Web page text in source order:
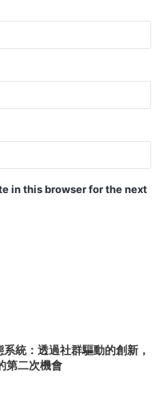
in this browser for the next
統：透過社群驅動的創新，
第二次機會